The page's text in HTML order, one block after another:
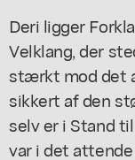
Deri ligger
Velklang, der
stærkt mod det
sikkert af den
selv er i Stand
var i det